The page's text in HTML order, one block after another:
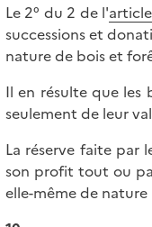
Le 2° du 2 de l'
successions et
nature de bois et
Il en résulte que
seulement de leur
La réserve faite par
son profit tout ou
elle-même de